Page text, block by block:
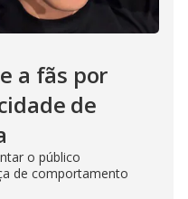
a fãs por
de
o público
de comportamento